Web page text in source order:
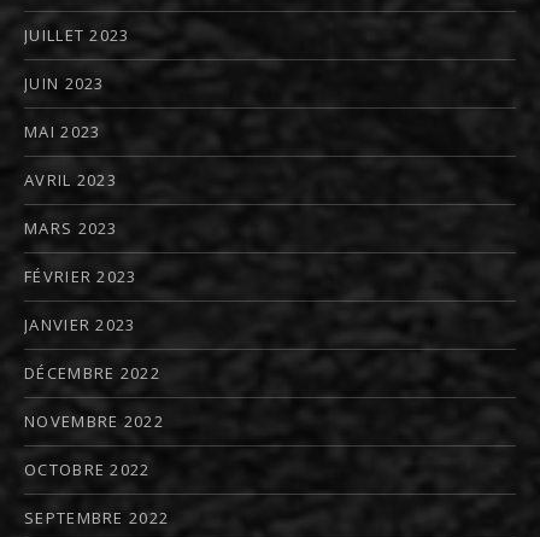
JUILLET 2023
JUIN 2023
MAI 2023
AVRIL 2023
MARS 2023
FÉVRIER 2023
JANVIER 2023
DÉCEMBRE 2022
NOVEMBRE 2022
OCTOBRE 2022
SEPTEMBRE 2022